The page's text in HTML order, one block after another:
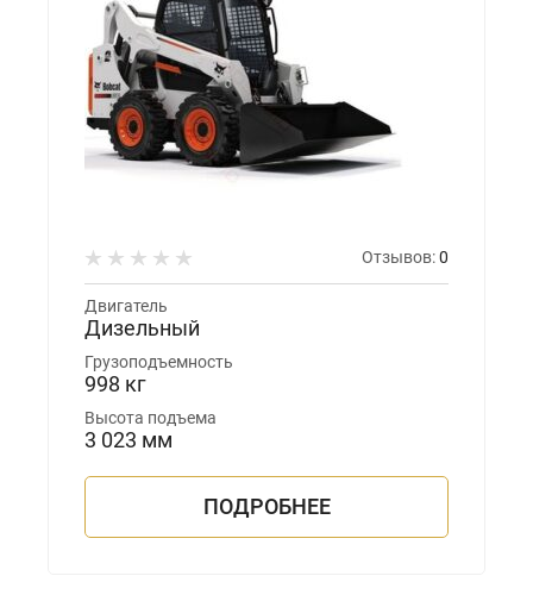
Отзывов:0
Двигатель
Дизельный
Грузоподъемность
998 кг
Высота подъема
3 023 мм
ПОДРОБНЕЕ